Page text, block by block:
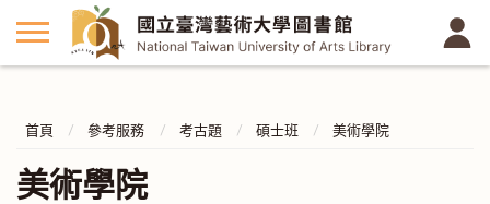
首頁 參考服務 考古題 碩士班 美術學院
美術學院